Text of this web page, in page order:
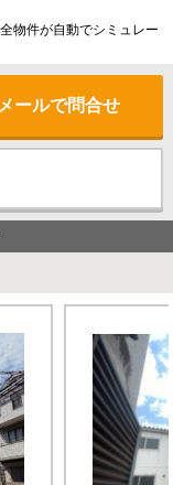
物件が自動でシミュレー
メールで問合せ